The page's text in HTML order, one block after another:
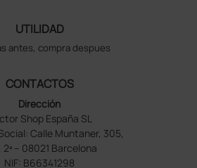
UTILIDAD
antes, compra despues
CONTACTOS
Dirección
Shop España SL
Calle Muntaner, 305,
2ª – 08021 Barcelona
NIF: B66341298